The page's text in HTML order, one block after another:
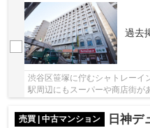
過去
渋谷区笹塚に佇むシャトレーイ
駅周辺にもスーパーや商店街が
の山手線他「新宿」駅へは「笹
売買 | 中古マンション
日神デ